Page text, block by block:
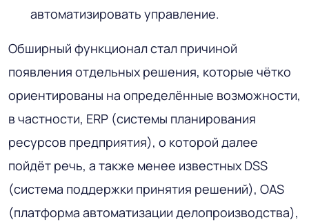
автоматизировать управление.
Обширный функционал стал причиной
появления отдельных решения, которые чётко
ориентированы на определённые возможности,
в частности, ERP (системы планирования
ресурсов предприятия), о которой далее
пойдёт речь, а также менее известных DSS
(система поддержки принятия решений), OAS
(платформа автоматизации делопроизводства),